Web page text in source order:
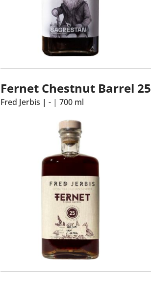
Fernet Chestnut Barrel 25
Fred Jerbis | - | 700 ml